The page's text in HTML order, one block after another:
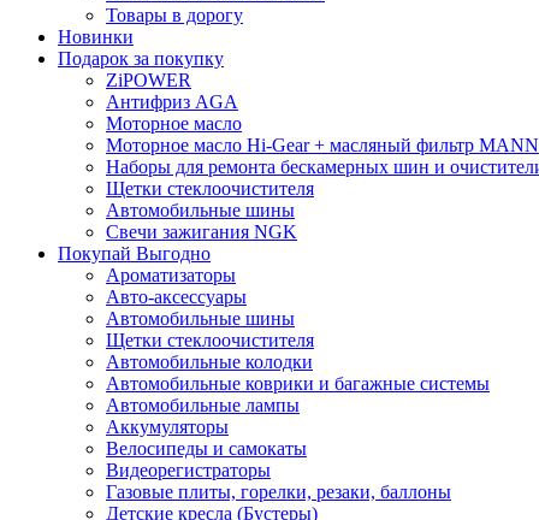
Товары в дорогу
Новинки
Подарок за покупку
ZiPOWER
Антифриз AGA
Моторное масло
Моторное масло Hi-Gear + масляный фильтр MANN
Наборы для ремонта бескамерных шин и
Щетки стеклоочистителя
Автомобильные шины
Свечи зажигания NGK
Покупай Выгодно
Ароматизаторы
Авто-аксессуары
Автомобильные шины
Щетки стеклоочистителя
Автомобильные колодки
Автомобильные коврики и багажные системы
Автомобильные лампы
Аккумуляторы
Велосипеды и самокаты
Видеорегистраторы
Газовые плиты, горелки, резаки, баллоны
Детские кресла (Бустеры)